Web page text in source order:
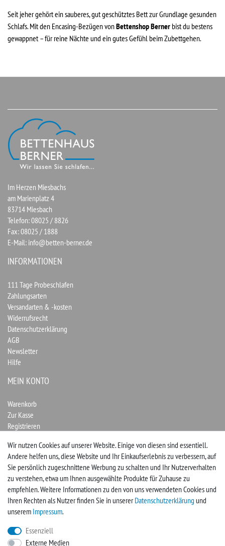
Seit jeher gehört ein sauberes, gut geschütztes Bett zur Grundlage gesunden
Schlafs. Mit den Encasing-Bezügen vonBettenshop Berner bist du bestens
gewappnet – für reine Nächte und ein gutes Gefühl beim Zubettgehen.
Im Herzen Miesbachs
am Marienplatz 4
83714 Miesbach
Telefon: 08025 / 8826
Fax: 08025 / 1888
E-Mail: info@betten-berner.de
INFORMATIONEN
111 Tage Probeschlafen
Zahlungsarten
Versandarten & -kosten
Widerrufsrecht
Datenschutzerklärung
AGB
Newsletter
Hilfe
MEIN KONTO
Warenkorb
Zur Kasse
Registrieren
Vertrag widerrufen
UNTERNEHMEN
Kontakt
Impressum
Wir nutzen Cookies auf unserer Website. Einige von diesen sind essentiell.
Andere helfen uns, diese Website und Ihr Einkaufserlebnis zu verbessern, auf
Sie persönlich zugeschnittene Werbung zu schalten und Ihr Nutzerverhalten
zu verstehen, etwa um Ihnen ausgewählte Produkte für Zuhause zu
empfehlen. Weitere Informationen zu den von uns verwendeten Cookies und
Ihren Rechten als Nutzer finden Sie in unsererDaten­schutz­erklärung und
unserem Impressum.
Essenziell
Externe Medien